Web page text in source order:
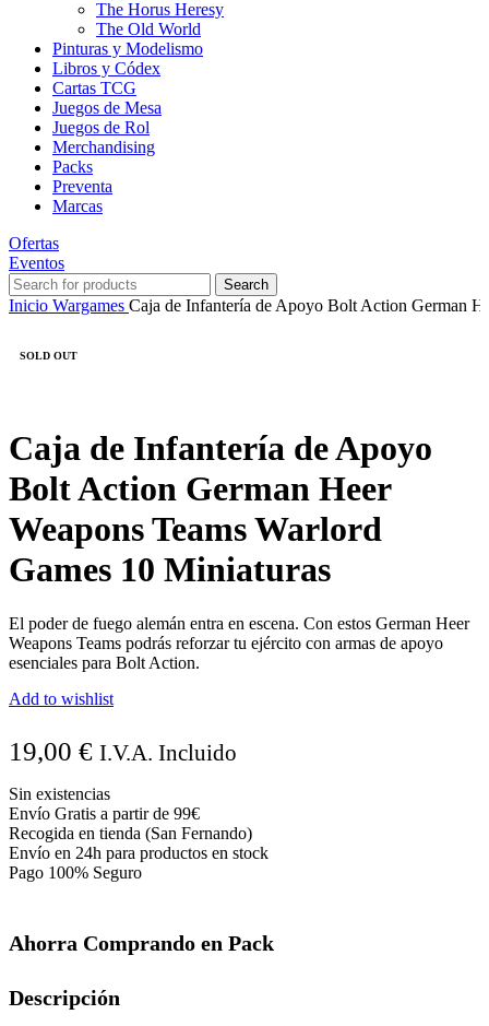
The Horus Heresy
The Old World
Pinturas y Modelismo
Libros y Códex
Cartas TCG
Juegos de Mesa
Juegos de Rol
Merchandising
Packs
Preventa
Marcas
Ofertas
Eventos
Search
Inicio Wargames Caja de Infantería de Apoyo Bolt Action German
SOLD OUT
Caja de Infantería de Apoyo
Bolt Action German Heer
Weapons Teams Warlord
Games 10 Miniaturas
El poder de fuego alemán entra en escena. Con estos German Heer
Weapons Teams podrás reforzar tu ejército con armas de apoyo
esenciales para Bolt Action.
Add to wishlist
19,00 € I.V.A. Incluido
Sin existencias
Envío Gratis a partir de 99€
Recogida en tienda (San Fernando)
Envío en 24h para productos en stock
Pago 100% Seguro
Ahorra Comprando en Pack
Descripción